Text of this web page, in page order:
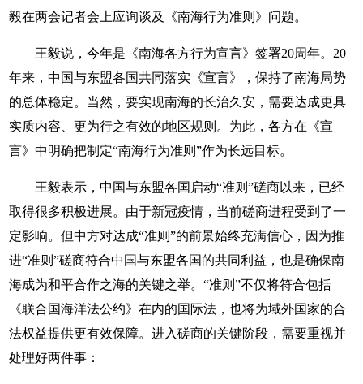
毅在两会记者会上应询谈及《南海行为准则》问题。
王毅说，今年是《南海各方行为宣言》签署20周年。20
年来，中国与东盟各国共同落实《宣言》，保持了南海局势
的总体稳定。当然，要实现南海的长治久安，需要达成更具
实质内容、更为行之有效的地区规则。为此，各方在《宣
言》中明确把制定“南海行为准则”作为长远目标。
王毅表示，中国与东盟各国启动“准则”磋商以来，已经
取得很多积极进展。由于新冠疫情，当前磋商进程受到了一
定影响。但中方对达成“准则”的前景始终充满信心，因为推
进“准则”磋商符合中国与东盟各国的共同利益，也是确保南
海成为和平合作之海的关键之举。“准则”不仅将符合包括
《联合国海洋法公约》在内的国际法，也将为域外国家的合
法权益提供更有效保障。进入磋商的关键阶段，需要重视并
处理好两件事：